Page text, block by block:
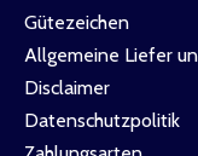
Gütezeichen
Allgemeine Liefer
Disclaimer
Datenschutzpolitik